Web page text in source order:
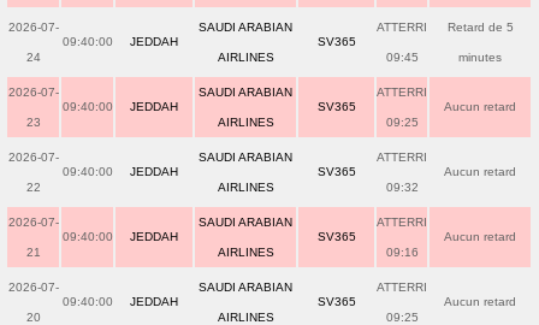
2026-07-
24
09:40:00 JEDDAH
SAUDI ARABIAN
AIRLINES
SV365
ATTERRI
09:45
Retard de 5
minutes
2026-07-
23
09:40:00 JEDDAH
SAUDI ARABIAN
AIRLINES
SV365
ATTERRI
09:25
Aucun retard
2026-07-
22
09:40:00 JEDDAH
SAUDI ARABIAN
AIRLINES
SV365
ATTERRI
09:32
Aucun retard
2026-07-
21
09:40:00 JEDDAH
SAUDI ARABIAN
AIRLINES
SV365
ATTERRI
09:16
Aucun retard
2026-07-
20
09:40:00 JEDDAH
SAUDI ARABIAN
AIRLINES
SV365
ATTERRI
09:25
Aucun retard